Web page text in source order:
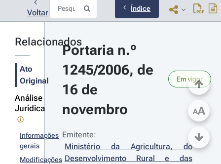
Voltar Índice
Relacionados
Ato
Original
Análise
Jurídica
Informações
gerais
Modificações
Portaria n.º
1245/2006, de
16 de
novembro
Em vigor
Emitente:
Ministério da Agricultura, do
Desenvolvimento Rural e das
AA